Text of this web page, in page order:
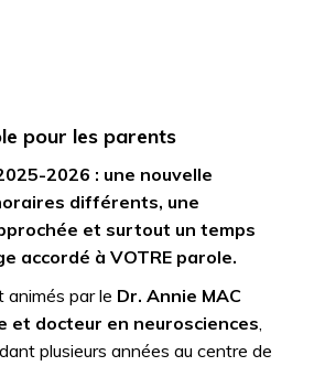
pour les parents
2026 : une nouvelle
différents, une
et surtout un temps
accordé à VOTRE parole.
animés par le Dr. Annie MAC
et docteur en neurosciences,
plusieurs années au centre de